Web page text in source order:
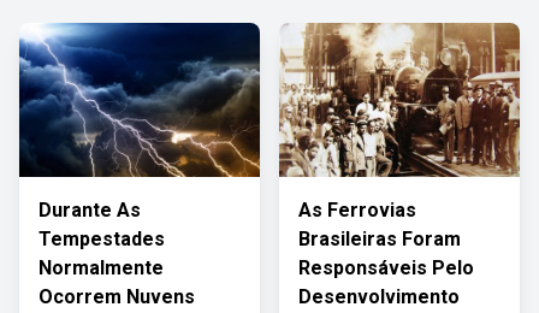
Durante As
Tempestades
Normalmente
Ocorrem Nuvens
As Ferrovias
Brasileiras Foram
Responsáveis Pelo
Desenvolvimento